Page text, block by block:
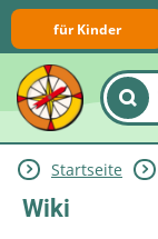
für Kinder
Startseite
Wiki